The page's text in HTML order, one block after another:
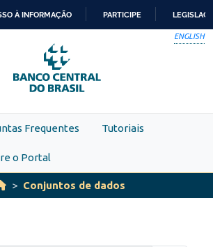
PARA
O
CONTEÚDO
À INFORMAÇÃO PARTICIPE
ENGLISH
Frequentes Tutoriais
o Portal
Conjuntos de dados